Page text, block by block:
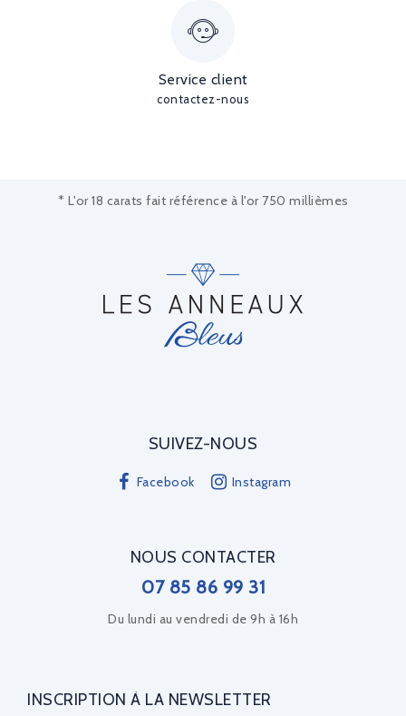
Service client
contactez-nous
* L'or 18 carats fait référence à l'or 750 millièmes
SUIVEZ-NOUS
Facebook Instagram
NOUS CONTACTER
07 85 86 99 31
Du lundi au vendredi de 9h à 16h
INSCRIPTION À LA NEWSLETTER